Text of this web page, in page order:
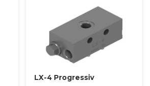
LX-4 Progressiv